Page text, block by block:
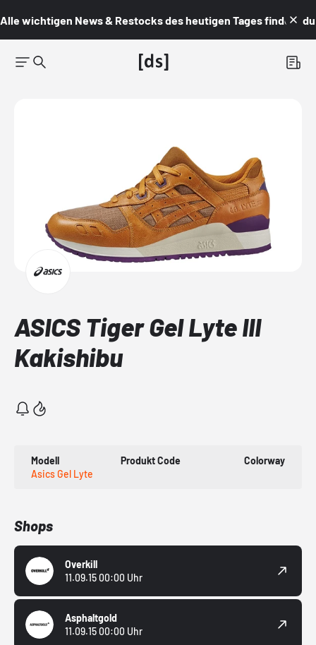
Alle wichtigen News & Restocks des heutigen Tages findest du
ASICS Tiger Gel Lyte III
Kakishibu
Modell
Asics Gel Lyte
Produkt Code Colorway
Shops
Overkill
11.09.15 00:00 Uhr
Asphaltgold
11.09.15 00:00 Uhr